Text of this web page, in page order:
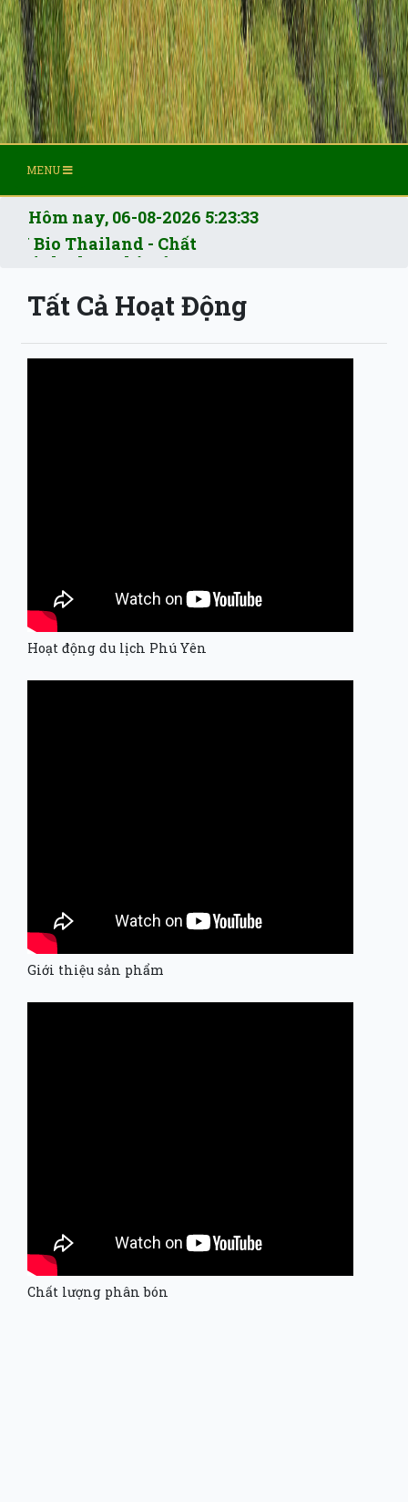
MENU
Hôm nay, 06-08-2026 5:23:34
Bio Thailand - Chất
phục nhà nông.
Tất Cả Hoạt Động
Hoạt động du lịch Phú Yên
Giới thiệu sản phẩm
Chất lượng phân bón